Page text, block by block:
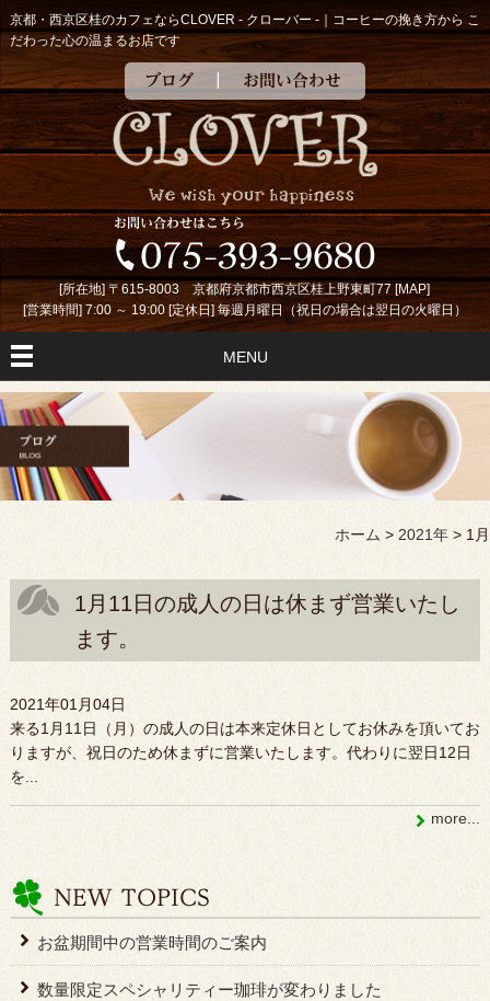
京都・西京区桂のカフェならCLOVER - クローバー -｜コーヒーの挽き方から こ
だわった心の温まるお店です
ブログ お問い合わせ
[所在地] 〒615-8003 京都府京都市西京区桂上野東町77 [MAP]
[営業時間] 7:00 ～ 19:00 [定休日] 毎週月曜日（祝日の場合は翌日の火曜日）
MENU
ホーム > 2021年 > 1月
1月11日の成人の日は休まず営業いたし
ます。
2021年01月04日
来る1月11日（月）の成人の日は本来定休日としてお休みを頂いてお
りますが、祝日のため休まずに営業いたします。代わりに翌日12日
を...
more...
お盆期間中の営業時間のご案内
数量限定スペシャリティー珈琲が変わりました